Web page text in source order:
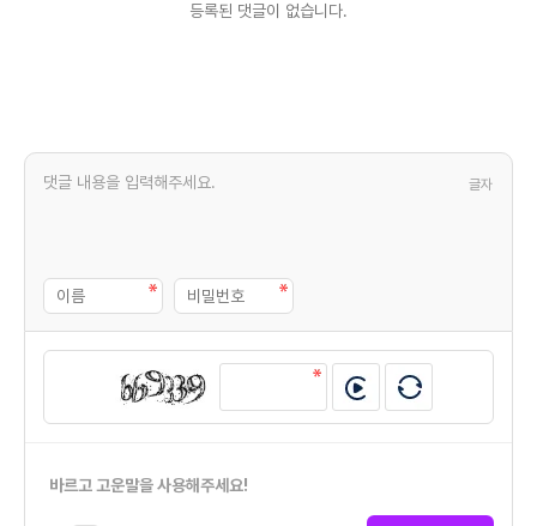
등록된 댓글이 없습니다.
글자
바르고 고운말을 사용해주세요!